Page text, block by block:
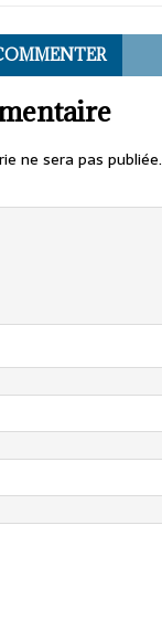
ne sera pas publiée.